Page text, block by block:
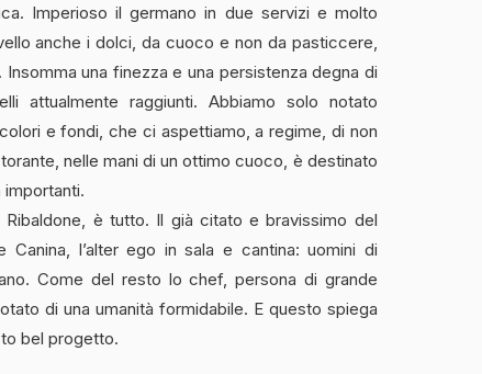
Imperioso il germano in due servizi e molto
anche i dolci, da cuoco e non da pasticcere,
una finezza e una persistenza degna di
attualmente raggiunti. Abbiamo solo notato
e fondi, che ci aspettiamo, a regime, di non
nelle mani di un ottimo cuoco, è destinato
è tutto. Il già citato e bravissimo del
Canina, l’alter ego in sala e cantina: uomini di
Come del resto lo chef, persona di grande
di una umanità formidabile. E questo spiega
bel progetto.